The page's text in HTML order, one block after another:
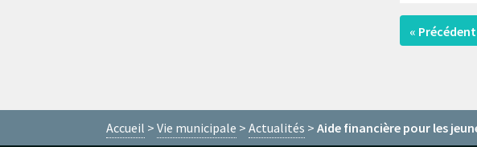
« Précédent
Accueil Vie municipale Actualités Aide financière pour les